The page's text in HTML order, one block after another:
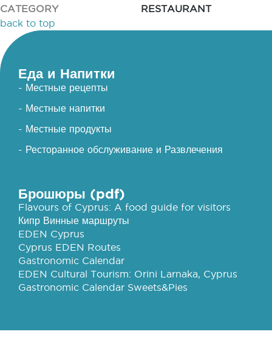
CATEGORY
RESTAURANT
back to top
Еда и Напитки
- Местные рецепты
- Местные напитки
- Местные продукты
- Ресторанное обслуживание и Развлечения
Брошюры (pdf)
Flavours of Cyprus: A food guide for visitors
Кипр Винные маршруты
EDEN Cyprus
Cyprus EDEN Routes
Gastronomic Calendar
EDEN Cultural Tourism: Orini Larnaka, Cyprus
Gastronomic Calendar Sweets&Pies